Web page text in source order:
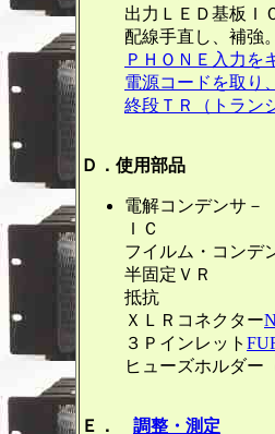
出力ＬＥＤ基板Ｉ
配線手直し、補強。
ＰＨＯＮＥ入力を
電源コードを取り
終段ＴＲ（トラン
Ｄ．使用部品
電解コン
Ｉ
フイルム
半固
抵
ＸＬＲコネクター
３Ｐインレット
ヒューズ
Ｅ． 調整・測定